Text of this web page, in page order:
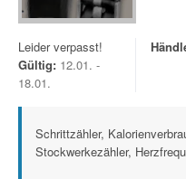
Leider verpasst!
Gültig: 12.01. -
18.01.
Schrittzähler,
Stockwerkezähler,